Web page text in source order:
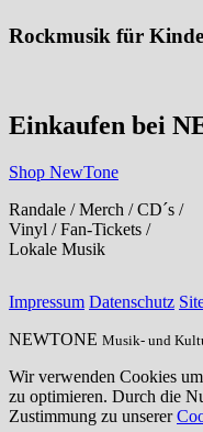
Rockmusik für
Einkaufen bei
Shop NewTone
Randale / Merch / CD´s /
Vinyl / Fan-Tickets /
Lokale Musik
Impressum Datenschutz
NEWTONE Musik- und
Wir verwenden Cookies
zu optimieren. Durch die
Zustimmung zu unserer